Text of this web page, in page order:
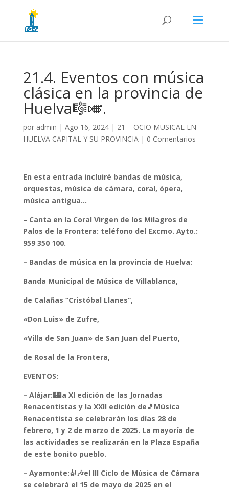
21.4. Eventos con música
clásica en la provincia de
Huelva🎼🎺.
por admin | Ago 16, 2024| 21 – OCIO MUSICAL EN
HUELVA CAPITAL Y SU PROVINCIA| 0 Comentarios
En esta entrada incluiré bandas de música,
orquestas, música de cámara, coral, ópera,
música antigua…
– Canta en la Coral Virgen de los Milagros de
Palos de la Frontera: teléfono del Excmo. Ayto.:
959 350 100.
– Bandas de música en la provincia de Huelva:
Banda Municipal de Música de Villablanca,
de Calañas “Cristóbal Llanes”,
«Don Luis» de Zufre,
«Villa de San Juan» de San Juan del Puerto,
de Rosal de la Frontera,
EVENTOS:
– Alájar:🏰la XI edición de las Jornadas
Renacentistas y la XXII edición de🎵Música
Renacentista se celebrarán los días 28 de
febrero, 1 y 2 de marzo de 2025. La mayoría de
las actividades se realizarán en la Plaza España
de este bonito pueblo.
– Ayamonte:🎻🎶el III Ciclo de Música de Cámara
se celebrará el 15 de mayo de 2025 en el